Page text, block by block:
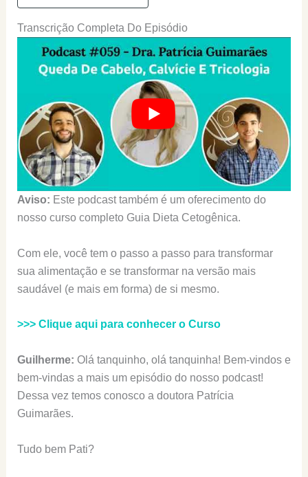
Transcrição Completa Do Episódio
Aviso: Este podcast também é um oferecimento do
nosso curso completo Guia Dieta Cetogênica.
Com ele, você tem o passo a passo para transformar
sua alimentação e se transformar na versão mais
saudável (e mais em forma) de si mesmo.
>>> Clique aqui para conhecer o Curso
Guilherme: Olá tanquinho, olá tanquinha! Bem-vindos e
bem-vindas a mais um episódio do nosso podcast!
Dessa vez temos conosco a doutora Patrícia
Guimarães.
Tudo bem Pati?